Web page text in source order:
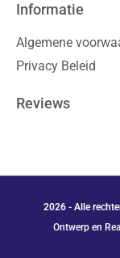
Informatie
Algemene
Privacy Beleid
Reviews
2026 - Alle
Ontwerp en